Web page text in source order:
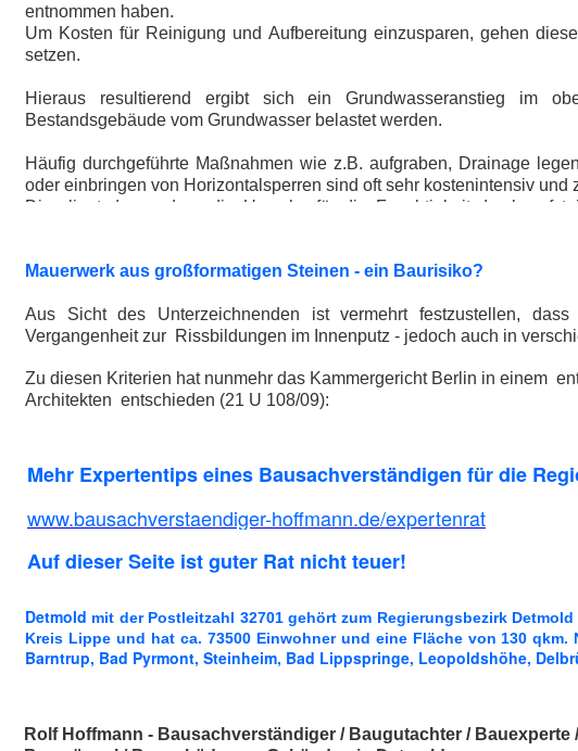
entnommen haben.
Um Kosten für Reinigung und Aufbereitung einzusparen, gehen
setzen.
Hieraus resultierend ergibt sich ein Grundwasseranstieg im
Bestandsgebäude vom Grundwasser belastet werden.
Häufig durchgeführte Maßnahmen wie z.B. aufgraben, Drainage
oder einbringen von Horizontalsperren sind oft sehr kostenintensiv
Dies liegt daran, dass die Ursache für die Feuchtigkeit durch
Mauerwerk aus großformatigen Steinen - ein Baurisiko?
Aus Sicht des Unterzeichnenden ist vermehrt festzustellen,
Vergangenheit zur Rissbildungen im Innenputz - jedoch auch in
Zu diesen Kriterien hat nunmehr das Kammergericht Berlin in einem
Architekten entschieden (21 U 108/09):
Detmold mit der Postleitzahl 32701 gehört zum Regierungsbezirk
Kreis Lippe und hat ca. 73500 Einwohner und eine Fläche von 130 qkm.
Barntrup, Bad Pyrmont, Steinheim, Bad Lippspringe, Leopoldshöhe,
Mehr Expertentips eines Bausachverständigen für die
www.bausachverstaendiger-hoffmann.de/expertenrat
Auf dieser Seite ist guter Rat nicht teuer!
Rolf Hoffmann - Bausachverständiger / Baugutachter /